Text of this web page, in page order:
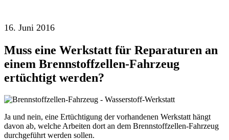
16. Juni 2016
Muss eine Werkstatt für Reparaturen an
einem Brennstoffzellen-Fahrzeug
ertüchtigt werden?
Ja und nein, eine Ertüchtigung der vorhandenen Werkstatt hängt
davon ab, welche Arbeiten dort an dem Brennstoffzellen-Fahrzeug
durchgeführt werden sollen.